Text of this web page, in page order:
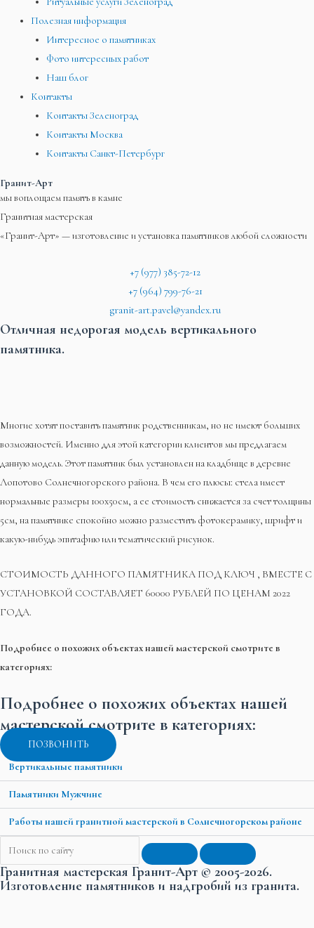
Полезная информация
Интересное о памятниках
Фото интересных работ
Наш блог
Контакты
Контакты Зеленоград
Контакты Москва
Контакты Санкт-Петербург
Гранит-Арт
мы воплощаем память в камне
Гранитная мастерская
«Гранит-Арт» — изготовление и установка памятников любой сложности
+7 (977) 385-72-12
+7 (964) 799-76-21
granit-art.pavel@yandex.ru
Отличная недорогая модель вертикального
памятника.
Многие хотят поставить памятник родственникам, но не имеют больших
возможностей. Именно для этой категории клиентов мы предлагаем
данную модель. Этот памятник был установлен на кладбище в деревне
Лопотово Солнечногорского района. В чем его плюсы: стела имеет
нормальные размеры 100х50см, а ее стоимость снижается за счет толщины
5см, на памятнике спокойно можно разместить фотокерамику, шрифт и
какую-нибудь эпитафию или тематический рисунок.
СТОИМОСТЬ ДАННОГО ПАМЯТНИКА ПОД КЛЮЧ , ВМЕСТЕ С
УСТАНОВКОЙ СОСТАВЛЯЕТ 60000 РУБЛЕЙ ПО ЦЕНАМ 2022
ГОДА.
Подробнее о похожих объектах нашей мастерской смотрите в
категориях:
Подробнее о похожих объектах нашей
мастерской смотрите в категориях:
ПОЗВОНИТЬ
Вертикальные памятники
Памятники Мужчине
Работы нашей гранитной мастерской в Солнечногорском районе
Гранитная мастерская Гранит-Арт © 2005-2026.
Изготовление памятников и надгробий из гранита.